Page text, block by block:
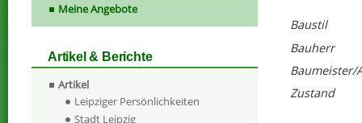
Baustil
Bauherr
Baumeister/
Zustand
Meine Angebote
Artikel & Berichte
Artikel
Leipziger Persönlichkeiten
Stadt Leipzig